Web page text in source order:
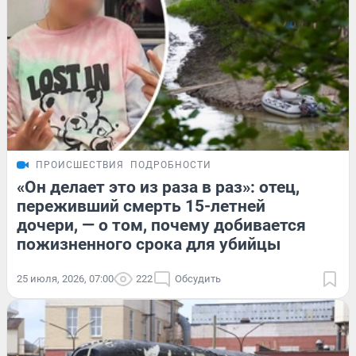
ПРОИСШЕСТВИЯ ПОДРОБНОСТИ
«Он делает это из раза в раз»: отец,
переживший смерть 15-летней
дочери, — о том, почему добивается
пожизненного срока для убийцы
25 июля, 2026, 07:00 222 Обсудить